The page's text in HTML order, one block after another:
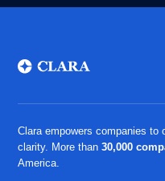
Clara empowers companies to
clarity. More than30,000
America.